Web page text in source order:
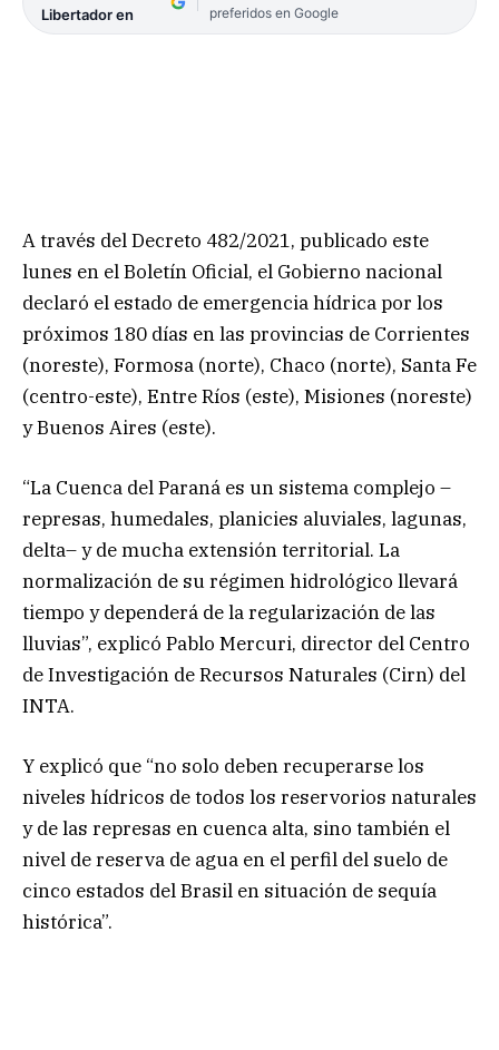
Libertador en
preferidos en Google
A través del Decreto 482/2021, publicado este
lunes en el Boletín Oficial, el Gobierno nacional
declaró el estado de emergencia hídrica por los
próximos 180 días en las provincias de Corrientes
(noreste), Formosa (norte), Chaco (norte), Santa Fe
(centro-este), Entre Ríos (este), Misiones (noreste)
y Buenos Aires (este).
“La Cuenca del Paraná es un sistema complejo –
represas, humedales, planicies aluviales, lagunas,
delta– y de mucha extensión territorial. La
normalización de su régimen hidrológico llevará
tiempo y dependerá de la regularización de las
lluvias”, explicó Pablo Mercuri, director del Centro
de Investigación de Recursos Naturales (Cirn) del
INTA.
Y explicó que “no solo deben recuperarse los
niveles hídricos de todos los reservorios naturales
y de las represas en cuenca alta, sino también el
nivel de reserva de agua en el perfil del suelo de
cinco estados del Brasil en situación de sequía
histórica”.